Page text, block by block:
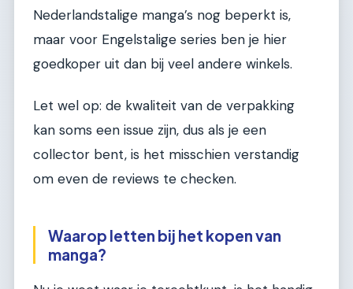
Nederlandstalige manga’s nog beperkt is,
maar voor Engelstalige series ben je hier
goedkoper uit dan bij veel andere winkels.
Let wel op: de kwaliteit van de verpakking
kan soms een issue zijn, dus als je een
collector bent, is het misschien verstandig
om even de reviews te checken.
Waarop letten bij het kopen van
manga?